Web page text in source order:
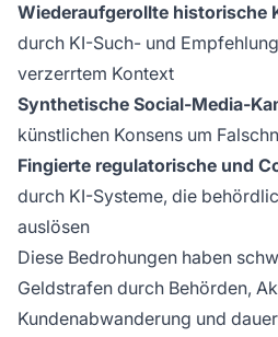
Wiederaufgerollte historische
durch KI-Such- und
verzerrtem Kontext
Synthetische Social-Media-
künstlichen Konsens um
Fingierte regulatorische und
durch KI-Systeme, die
auslösen
Diese Bedrohungen haben
Geldstrafen durch Behörden,
Kundenabwanderung und